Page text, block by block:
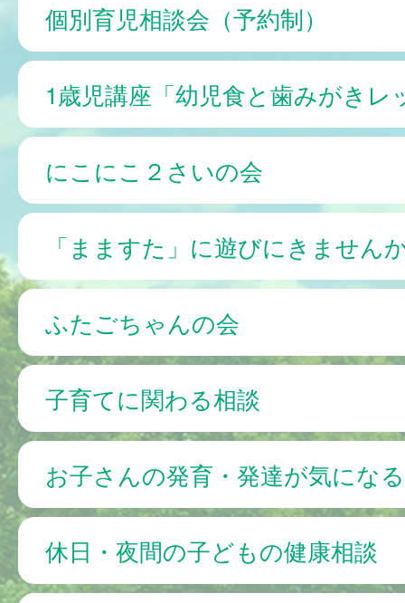
個別育児相談会（予約制）
1歳児講座「幼児食と歯みがきレ
にこにこ２さいの会
「まますた」に遊びにきません
ふたごちゃんの会
子育てに関わる相談
お子さんの発育・発達が気にな
休日・夜間の子どもの健康相談